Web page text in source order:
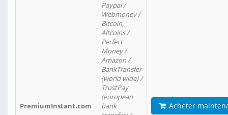
PremiumInstant.com
Paypal /
Webmoney /
Bitcoin,
Altcoins /
Perfect
Money /
Amazon /
BankTransfer
(world wide) /
TrustPay
(european
bank
Acheter